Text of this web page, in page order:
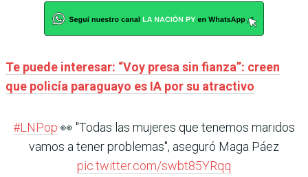
Te puede interesar: “Voy presa sin fianza”: creen
que policía paraguayo es IA por su atractivo
#LNPop 👀 "Todas las mujeres que tenemos maridos
vamos a tener problemas", aseguró Maga Páez
pic.twitter.com/swbt85YRqq